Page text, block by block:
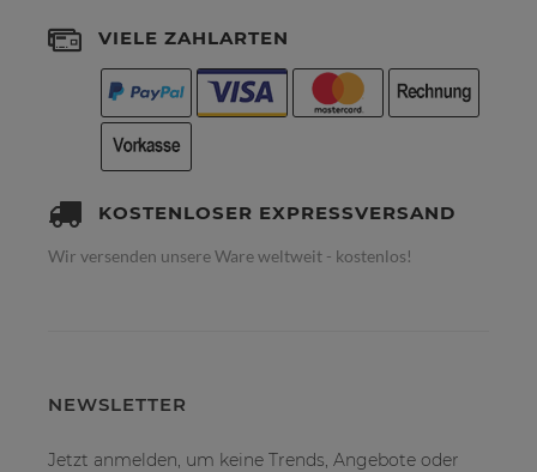
VIELE ZAHLARTEN
KOSTENLOSER EXPRESSVERSAND
Wir versenden unsere Ware weltweit - kostenlos!
NEWSLETTER
Jetzt anmelden, um keine Trends, Angebote oder